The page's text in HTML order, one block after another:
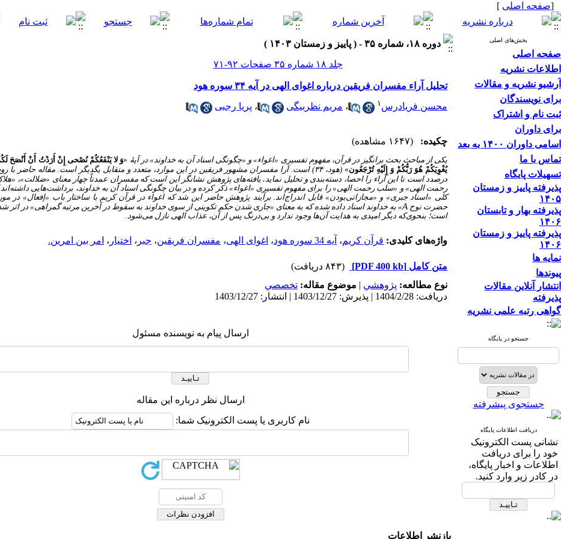
[صفحه اصلی ]
بخش‌های اصلی
صفحه اصلی
اطلاعات نشریه
آرشیو نشریه و مقالات
برای نویسندگان
ثبت نام و اشتراک
برای داوران
اسامی داوران ۱۴۰۰ به بعد
تماس با ما
تسهیلات پایگاه
پذیرفته پاییز و زمستان
۱۴۰۵
پذیرفته بهار و تابستان
۱۴۰۶
پذیرفته پاییز و زمستان
۱۴۰۶
نمایه ها
پیوندها
انتشار آنلاین مقالات
پذیرفته
گواهی رتبه علمی نشریه
جستجو در پایگاه
جستجوی پیشرفته
دریافت اطلاعات پایگاه
نشانی پست الکترونیک
خود را برای دریافت
اطلاعات و اخبار پایگاه،
در کادر زیر وارد کنید.
دوره ۱۸، شماره ۳۵ - ( پاییز و زمستان ۱۴۰۳ )
جلد ۱۸ شماره ۳۵ صفحات ۹۲-۷۱
تحلیل آراء مفسران فریقین درباره اغوای الهی در آیه ۳۴ سوره هود
محسن فریادرس ۱ ، مریم نظربیگی ، پریا رجبی
چکیده: (۱۶۴۷ مشاهده)
یکی از مباحث بحث ‌برانگیز در قرآن، مفهوم تفسیری «اغواء» و «چگونگی اسناد آن به خداوند» در آیۀ «وَ لا یَنْفَعُکُمْ نُصْحی‏ إِنْ أَرَدْتُ أَنْ أَنْصَحَ
یُغْوِیَکُمْ هُوَ رَبُّکُمْ وَ إِلَیْهِ تُرْجَعُون‏» (هود، ۳۴) است. آرا مفسران مشهور فریقین در این موارد، متعدد و متقابل یگدیگر است. مقا له حاضر با
درصدد است تا این آراء را احصا، دسته‌بندی و تحلیل نماید.یافته‌های پژوهش نشانگر این است که مفسران عمدتاً چهار معنای «ضلالت»،
رحمت الهی» و «سلب رحمت الهی» را برای مفهوم تفسیری «اغواء» ذکر کرده و در بیان چگونگی اسناد آن به خداوند، برداشت‌هایی داشته‌اند
کلی «اسناد جبری» و «مجازاتی‌بودن» قابل اندراج‌اند. برآیند پژوهش حاضر این شد که اغواء در قرآن کریم با ساختار باب «إفعال» در
حضرت نوح A» به خداوند اسناد داده شده که به معنای «جاری شدن حکم تکوینی از سوی خداوند به سقوط در آخرین مرتبهگمراهی» در اثر
است؛ بنحوی‌که دیگر امیدی به هدایت آن‌ها وجود ندارد و بی‌درنگ پس از آن، عذاب الهی نازل می‌شود.
واژه‌های کلیدی: قرآن کریم، آیه 34 سوره هود ، اغوای الهی، مفسران فریقین، جبر ، اختیار ، امر بین امرین.
متن کامل [PDF 400 kb]
(۸۴۳ دریافت)
نوع مطالعه: پژوهشي | موضوع مقاله: تخصصي
دریافت: 1404/2/28 | پذیرش: 1403/12/27 | انتشار: 1403/12/27
ارسال پیام به نویسنده مسئول
ارسال نظر درباره این مقاله
نام کاربری یا پست الکترونیک شما:
بازنشر اطلاعات